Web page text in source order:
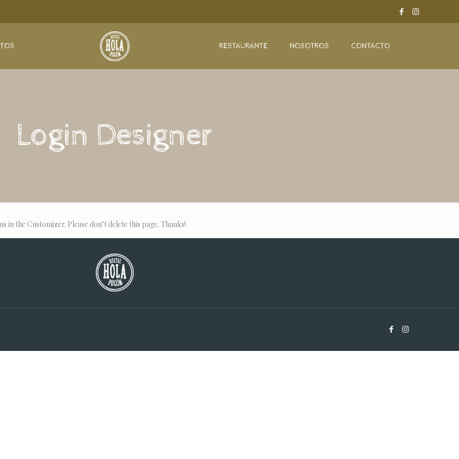
RESTAURANTE NOSOTROS CONTACTO
Login Designer
in the Customizer. Please don’t delete this page. Thanks!